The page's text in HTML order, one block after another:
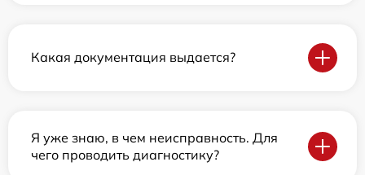
Какая документация выдается?
Я уже знаю, в чем неисправность. Для
чего проводить диагностику?